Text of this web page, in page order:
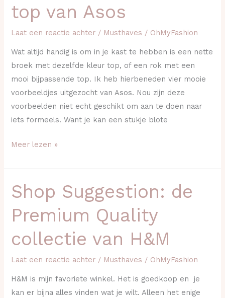
top van Asos
Laat een reactie achter / Musthaves / OhMyFashion
Wat altijd handig is om in je kast te hebben is een nette
broek met dezelfde kleur top, of een rok met een
mooi bijpassende top. Ik heb hierbeneden vier mooie
voorbeeldjes uitgezocht van Asos. Nou zijn deze
voorbeelden niet echt geschikt om aan te doen naar
iets formeels. Want je kan een stukje blote
en
Asos
Meer lezen »
Shop Suggestion: de
Premium Quality
collectie van H&M
Laat een reactie achter / Musthaves / OhMyFashion
H&M is mijn favoriete winkel. Het is goedkoop en je
kan er bijna alles vinden wat je wilt. Alleen het enige
Shop
Suggestion:
de
Quality
H&M